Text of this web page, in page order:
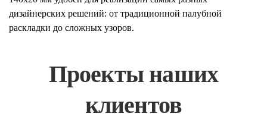
дизайнерских решений: от традиционной палубной
раскладки до сложных узоров.
Проекты наших
клиентов